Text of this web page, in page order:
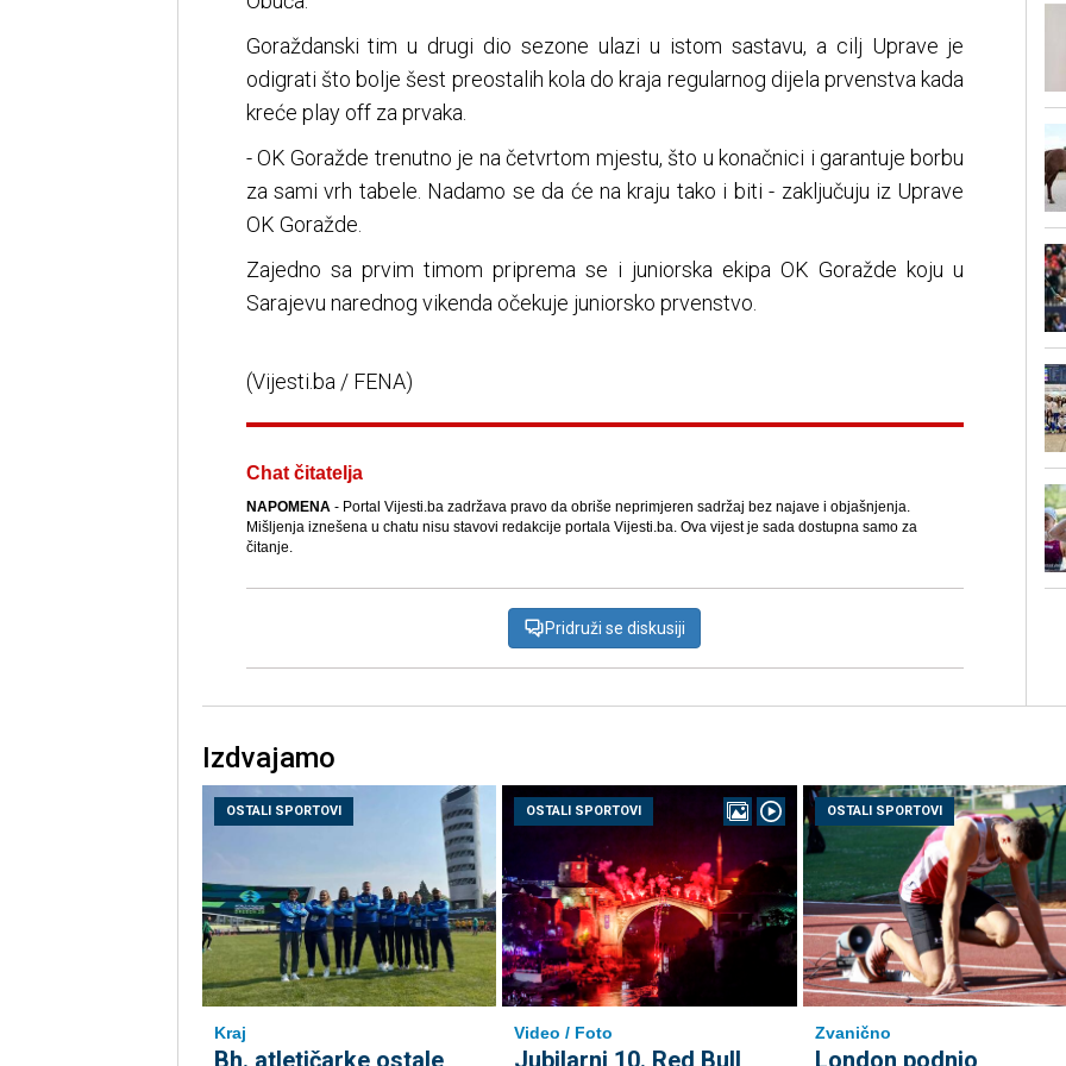
Goraždanski tim u drugi dio sezone ulazi u istom sastavu, a cilj Uprave je
odigrati što bolje šest preostalih kola do kraja regularnog dijela prvenstva kada
kreće play off za prvaka.
- OK Goražde trenutno je na četvrtom mjestu, što u konačnici i garantuje borbu
za sami vrh tabele. Nadamo se da će na kraju tako i biti - zaključuju iz Uprave
OK Goražde.
Zajedno sa prvim timom priprema se i juniorska ekipa OK Goražde koju u
Sarajevu narednog vikenda očekuje juniorsko prvenstvo.
(Vijesti.ba / FENA)
Chat čitatelja
NAPOMENA- Portal Vijesti.ba zadržava pravo da obriše neprimjeren sadržaj bez najave i objašnjenja.
Mišljenja iznešena u chatu nisu stavovi redakcije portala Vijesti.ba. Ova vijest je sada dostupna samo za
čitanje.
Pridruži se diskusiji
Izdvajamo
OSTALI SPORTOVI
Kraj
Bh. atletičarke ostale
OSTALI SPORTOVI
Video / Foto
Jubilarni 10. Red Bull
OSTALI SPORTOVI
Zvanično